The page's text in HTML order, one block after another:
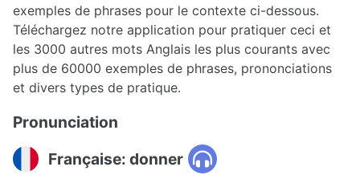
exemples de phrases pour le contexte ci-dessous.
Téléchargez notre application pour pratiquer ceci et
les 3000 autres mots Anglais les plus courants avec
plus de 60000 exemples de phrases, prononciations
et divers types de pratique.
Pronunciation
Française: donner